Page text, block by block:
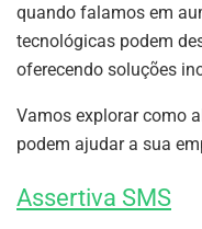
quando falamos em
tecnológicas podem
oferecendo soluções
Vamos explorar como
podem ajudar a sua
Assertiva SMS